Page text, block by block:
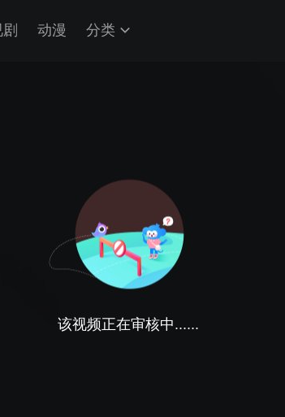
动漫 分类
该视频正在审核中......